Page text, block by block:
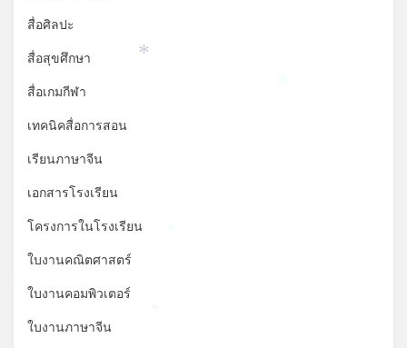
สื่อศิลปะ
สื่อสุขศึกษา
สื่อเกมกีฬา
เทคนิคสื่อการสอน
เรียนภาษาจีน
เอกสารโรงเรียน
โครงการในโรงเรียน
ใบงานคณิตศาสตร์
ใบงานคอมพิวเตอร์
ใบงานภาษาจีน
*